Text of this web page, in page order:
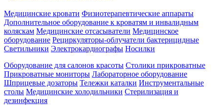
Медицинские кровати Физиотерапевтические аппараты
Дополнительное оборудование к кроватям и инвалидным
коляскам Медицинские отсасыватели Медицинское
оборудование Рециркуляторы-облучатели бактерицидные
Светильники Электрокардиографы Носилки
Оборудование для салонов красоты Столики прикроватные
Прикроватные мониторы Лабораторное оборудование
Шприцевые дозаторы Тележки каталки Инструментальные
столы Медицинские холодильники Стерилизация и
дезинфекция